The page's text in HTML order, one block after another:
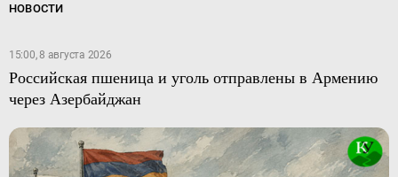
НОВОСТИ
15:00, 8 августа 2026
Российская пшеница и уголь отправлены в Армению
через Азербайджан